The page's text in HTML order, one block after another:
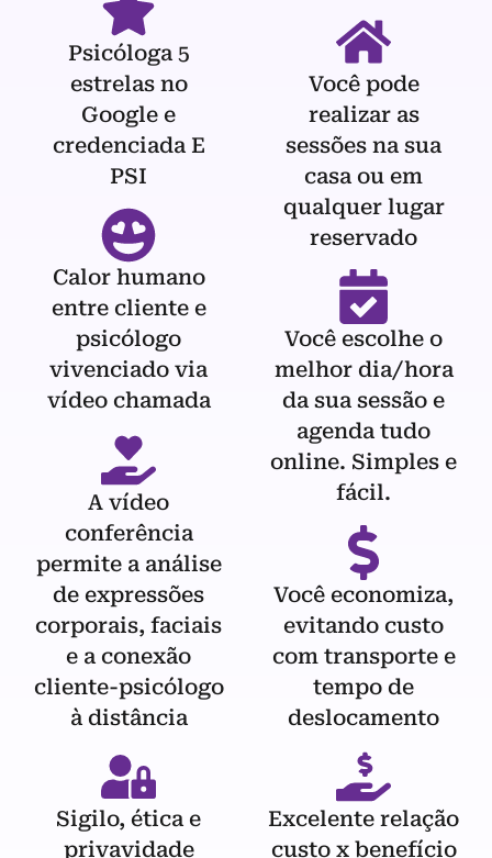
Psicóloga 5
estrelas no
Google e
credenciada E
PSI
Calor humano
entre cliente e
psicólogo
vivenciado via
vídeo chamada
A vídeo
conferência
permite a análise
de expressões
corporais, faciais
e a conexão
cliente-psicólogo
à distância
Sigilo, ética e
privavidade
Você pode
realizar as
sessões na sua
casa ou em
qualquer lugar
reservado
Você escolhe o
melhor dia/hora
da sua sessão e
agenda tudo
online. Simples e
fácil.
Você economiza,
evitando custo
com transporte e
tempo de
deslocamento
Excelente relação
custo x benefício